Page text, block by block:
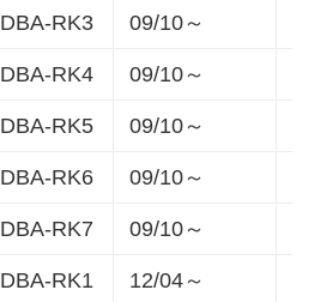
DBA-RK3 09/10～
DBA-RK4 09/10～
DBA-RK5 09/10～
DBA-RK6 09/10～
DBA-RK7 09/10～
DBA-RK1 12/04～